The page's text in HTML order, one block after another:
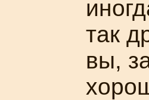
так
вы,